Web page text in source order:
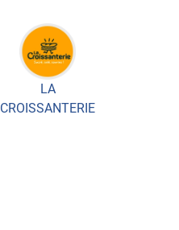
LA
CROISSANTERIE